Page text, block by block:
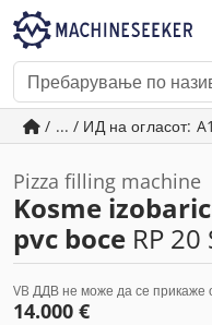
/ ... / ИД на огласот:
Pizza filling machine
Kosme
pvc boce RP 20
VB ДДВ не може да се прикаже
14.000 €